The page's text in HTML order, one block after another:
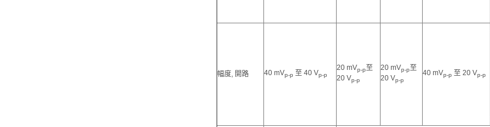
幅度, 開路 40 mVp-p 至 40 Vp-p
20 mVp-p至
20 Vp-p
20 mVp-p至
20 Vp-p
40 mVp-p 至 20 Vp-p